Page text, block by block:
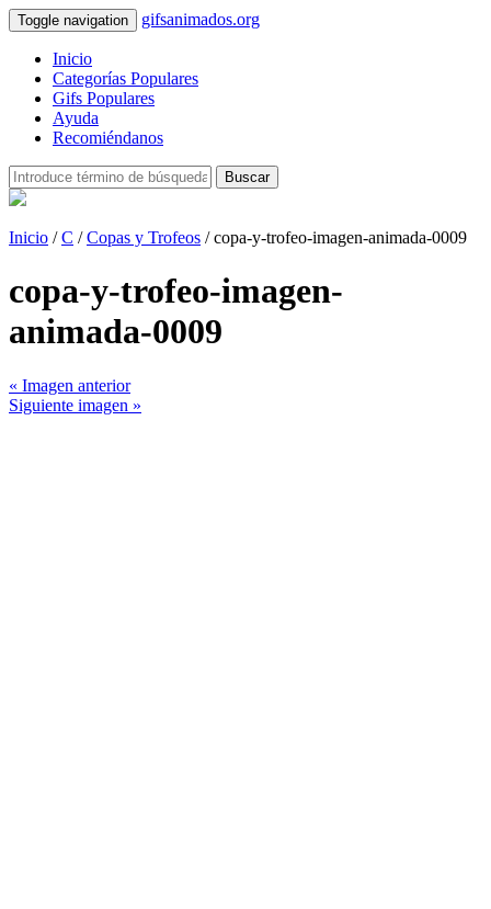
Toggle navigation gifsanimados.org
Inicio
Categorías Populares
Gifs Populares
Ayuda
Recomiéndanos
Buscar
Inicio /C /Copas y Trofeos / copa-y-trofeo-imagen-animada-0009
copa-y-trofeo-imagen-
animada-0009
« Imagen anterior
Siguiente imagen »